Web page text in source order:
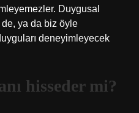
Duygusal
ya da biz öyle
deneyimleyecek
hisseder mi?